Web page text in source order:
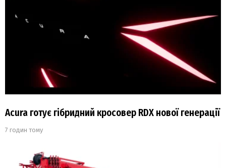
Acura готує гібридний кросовер RDX нової генерації
7 годин тому